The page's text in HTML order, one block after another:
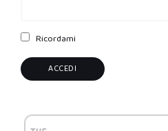
Ricordami